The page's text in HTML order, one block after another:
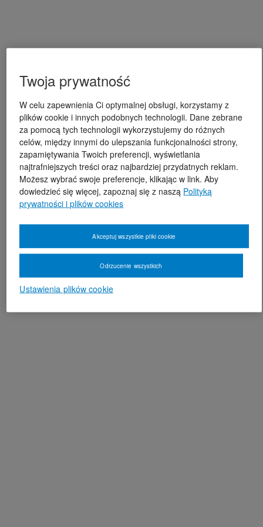
Twoja prywatność
W celu zapewnienia Ci optymalnej obsługi, korzystamy z
plików cookie i innych podobnych technologii. Dane zebrane
za pomocą tych technologii wykorzystujemy do różnych
celów, między innymi do ulepszania funkcjonalności strony,
zapamiętywania Twoich preferencji, wyświetlania
najtrafniejszych treści oraz najbardziej przydatnych reklam.
Możesz wybrać swoje preferencje, klikając w link. Aby
dowiedzieć się więcej, zapoznaj się z naszą Polityką
prywatności i plików cookies
Ustawienia plików cookie
Odrzucenie wszystkich
Akceptuj wszystkie pliki cookie